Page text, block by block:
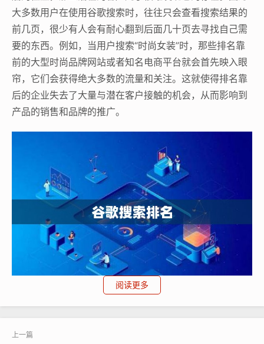
大多数用户在使用谷歌搜索时，往往只会查看搜索结果的
前几页，很少有人会有耐心翻到后面几十页去寻找自己需
要的东西。例如，当用户搜索“时尚女装”时，那些排名靠
前的大型时尚品牌网站或者知名电商平台就会首先映入眼
帘，它们会获得绝大多数的流量和关注。这就使得排名靠
后的企业失去了大量与潜在客户接触的机会，从而影响到
产品的销售和品牌的推广。
阅读更多